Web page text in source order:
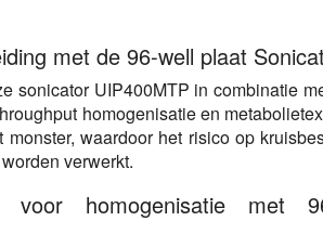
met de 96-well plaat
sonicator UIP400MTP in combinatie
homogenisatie en
waardoor het risico op
verwerkt.
voor homogenisatie met